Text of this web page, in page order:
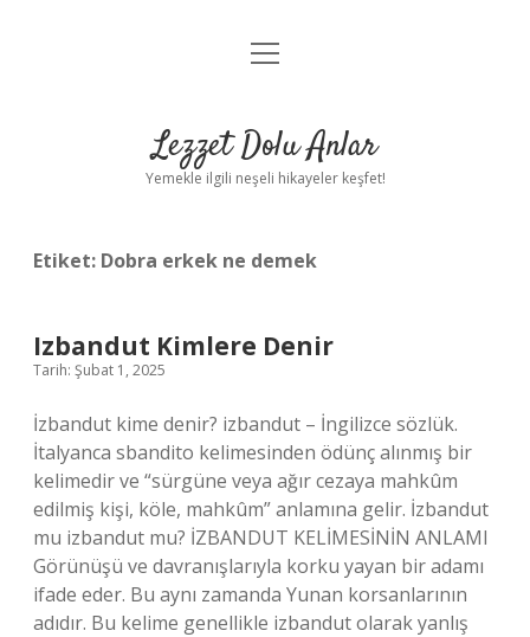
Anasayfa
Yasal Uyarı
menüyü
Lezzet Dolu Anlar
Yemekle ilgili neşeli hikayeler keşfet!
Etiket: Dobra erkek ne demek
Izbandut Kimlere Denir
Tarih: Şubat 1, 2025
İzbandut kime denir? izbandut – İngilizce sözlük.
İtalyanca sbandito kelimesinden ödünç alınmış bir
kelimedir ve “sürgüne veya ağır cezaya mahkûm
edilmiş kişi, köle, mahkûm” anlamına gelir. İzbandut
mu izbandut mu? İZBANDUT KELİMESİNİN ANLAMI
Görünüşü ve davranışlarıyla korku yayan bir adamı
ifade eder. Bu aynı zamanda Yunan korsanlarının
adıdır. Bu kelime genellikle izbandut olarak yanlış